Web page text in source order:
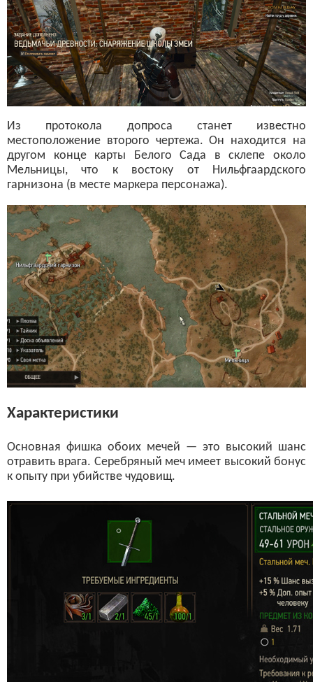
Из протокола допроса станет известно
местоположение второго чертежа. Он находится на
другом конце карты Белого Сада в склепе около
Мельницы, что к востоку от Нильфгаардского
гарнизона (в месте маркера персонажа).
Характеристики
Основная фишка обоих мечей — это высокий шанс
отравить врага. Серебряный меч имеет высокий бонус
к опыту при убийстве чудовищ.